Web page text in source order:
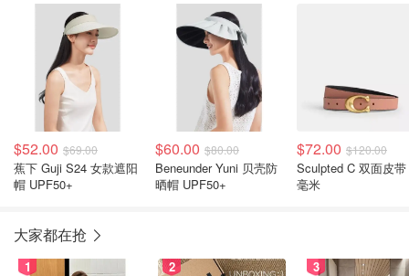
$52.00 $69.00
蕉下 Guji S24 女款遮阳
帽 UPF50+
$60.00 $80.00
Beneunder Yuni 贝壳防
晒帽 UPF50+
$72.00 $120.00
Sculpted C 双面皮
毫米
大家都在抢
1 2 3